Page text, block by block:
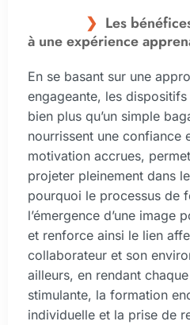
Les
à une expérience
En se basant sur une
engageante, les
bien plus qu’un simple
nourrissent une confiance
motivation accrues,
projeter pleinement dans
pourquoi le processus de
l’émergence d’une image
et renforce ainsi le lien
collaborateur et son
ailleurs, en rendant
stimulante, la formation
individuelle et la prise de